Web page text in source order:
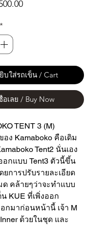
Price
*
บใส่รถเข็น / Cart
อเลย / Buy Now
TENT 3 (M)
ง Kamaboko คือเดิม
Tent2 นั่นเอง
อกแบบ Tent3 ตัวนี้ขึ้น
ยการปรับรายละเอียด
คล้ายๆว่าจะทำแบบ
น KUE ที่เพิ่งออก
กมาก่อนหน้านี้ เจ้า M
ด้วยในชุด และ